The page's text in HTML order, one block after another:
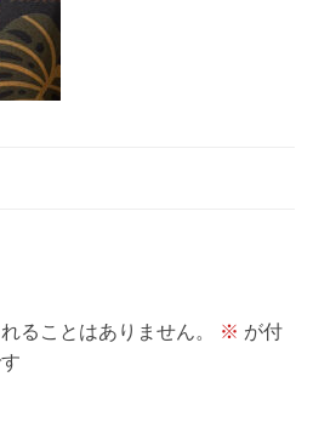
ることはありません。 ※ が付